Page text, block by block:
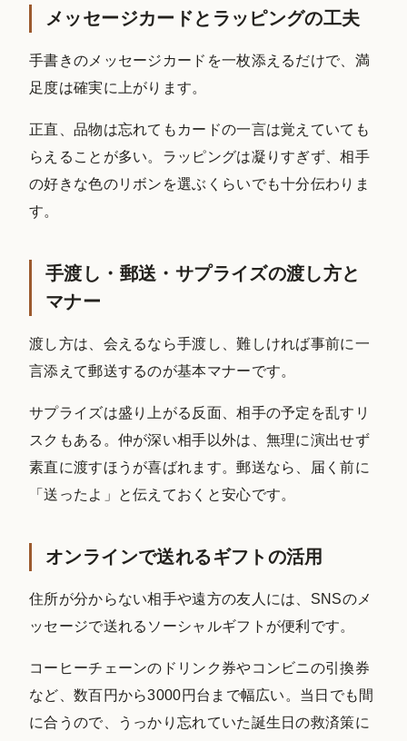
メッセージカードとラッピングの工夫
手書きのメッセージカードを一枚添えるだけで、満
足度は確実に上がります。
正直、品物は忘れてもカードの一言は覚えていても
らえることが多い。ラッピングは凝りすぎず、相手
の好きな色のリボンを選ぶくらいでも十分伝わりま
す。
手渡し・郵送・サプライズの渡し方と
マナー
渡し方は、会えるなら手渡し、難しければ事前に一
言添えて郵送するのが基本マナーです。
サプライズは盛り上がる反面、相手の予定を乱すリ
スクもある。仲が深い相手以外は、無理に演出せず
素直に渡すほうが喜ばれます。郵送なら、届く前に
「送ったよ」と伝えておくと安心です。
オンラインで送れるギフトの活用
住所が分からない相手や遠方の友人には、SNSのメ
ッセージで送れるソーシャルギフトが便利です。
コーヒーチェーンのドリンク券やコンビニの引換券
など、数百円から3000円台まで幅広い。当日でも間
に合うので、うっかり忘れていた誕生日の救済策に